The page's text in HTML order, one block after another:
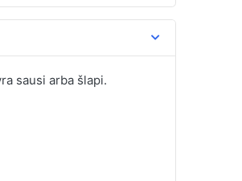
sausi arba šlapi.